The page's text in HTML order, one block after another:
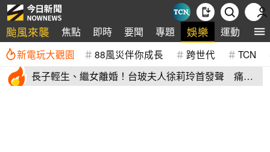
颱風來襲 焦點 即時 要聞 專題 娛樂 運動 全
新電玩大觀園 88風災伴你成長 跨世代 TCN
長子輕生、繼女離婚！台玻夫人徐莉玲首發聲 痛揭